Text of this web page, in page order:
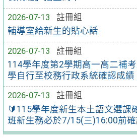
2026-07-13
註冊組
輔導室給新生的貼心話
2026-07-13
註冊組
114學年度第2學期高一高二補
學自行至校務行政系統確認成績
2026-07-13
註冊組
🔰115學年度新生本土語文選課
班新生務必於7/15(三)16:00前